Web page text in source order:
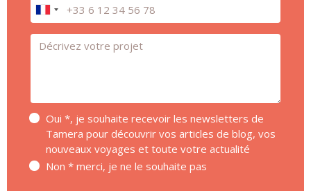
Téléphone
Message *
Oui *, je souhaite recevoir les newsletters de
Tamera pour découvrir vos articles de blog, vos
nouveaux voyages et toute votre actualité
Non * merci, je ne le souhaite pas